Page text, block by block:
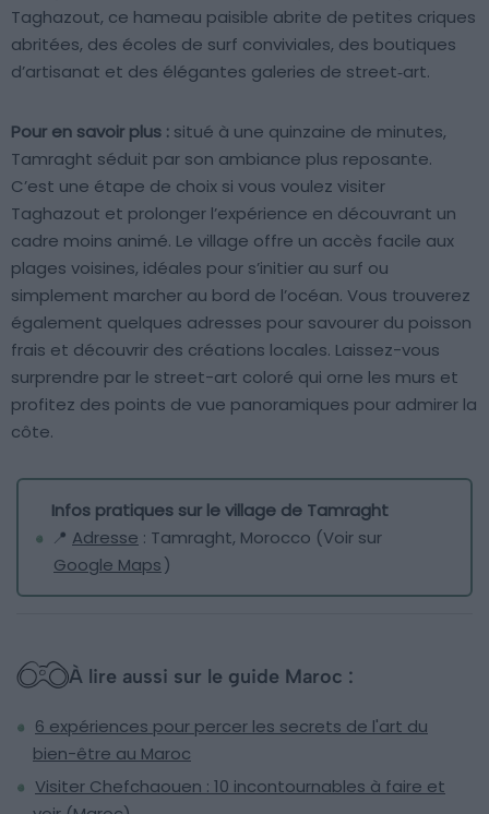
Taghazout, ce hameau paisible abrite de petites criques
abritées, des écoles de surf conviviales, des boutiques
d’artisanat et des élégantes galeries de street‑art.
Pour en savoir plus : situé à une quinzaine de minutes,
Tamraght séduit par son ambiance plus reposante.
C’est une étape de choix si vous voulez visiter
Taghazout et prolonger l’expérience en découvrant un
cadre moins animé. Le village offre un accès facile aux
plages voisines, idéales pour s’initier au surf ou
simplement marcher au bord de l’océan. Vous trouverez
également quelques adresses pour savourer du poisson
frais et découvrir des créations locales. Laissez-vous
surprendre par le street-art coloré qui orne les murs et
profitez des points de vue panoramiques pour admirer la
côte.
Infos pratiques sur le village de Tamraght
📍 Adresse : Tamraght, Morocco (Voir sur
Google Maps)
À lire aussi sur le guide Maroc :
6 expériences pour percer les secrets de l'art du
bien-être au Maroc
Visiter Chefchaouen : 10 incontournables à faire et